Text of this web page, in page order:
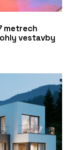
metrech
vestavby